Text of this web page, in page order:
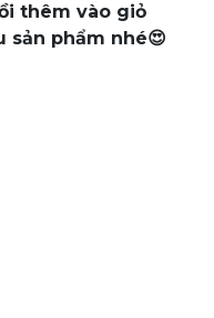
thêm vào giỏ
sản phẩm nhé😍